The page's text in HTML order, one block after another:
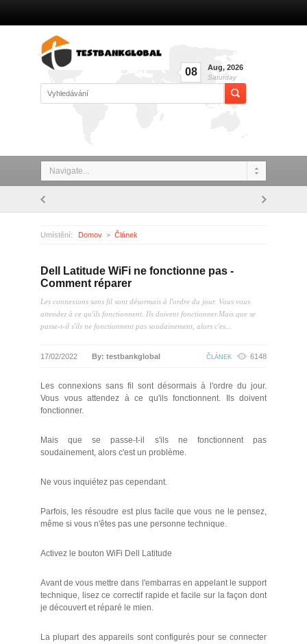
08 Aug, 2026
Saturday
Navigate...
Umístění: Domov Článek
Dell Latitude WiFi ne fonctionne pas -
Comment réparer
Les connexions sans fil sont désormais à l'ordre du jour. Vous vous
attendez à ce qu'ils fonctionnent. Ils doivent fonctionner.Mais que se
passe-t-il s'ils ne fonctionnent pas soudainement, alors c'es...
17/02/2022 By: testbankglobal ČLÁNEK 6148
Les connexions sans fil sont désormais à l'ordre du jour.
Vous vous attendez à ce qu'ils fonctionnent. Ils doivent
fonctionner.
Mais que se passe-t-il s'ils ne fonctionnent pas
soudainement, alors c'est un problème.
Ne vous inquiétez pas cependant.
Parfois, les résoudre est plus facile que vous ne le pensez,
même si vous n'êtes pas une personne technique.
Activez le bouton WiFi Dell Latitude
Avant de vous mettre dans l'embarras en appelant le support
technique, lisez ce correctif rapide et facile sur la façon dont
je découvert et réparé le mien.
La plupart des appareils sont configurés pour se connecter